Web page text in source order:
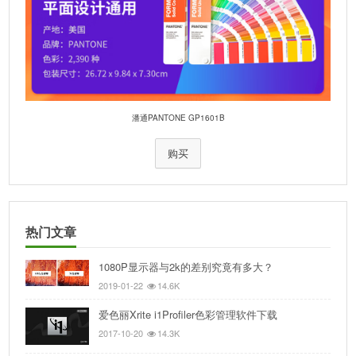
潘通PANTONE GP1601B
购买
热门文章
1080P显示器与2k的差别究竟有多大？
2019-01-22 14.6K
爱色丽Xrite i1Profiler色彩管理软件下载
2017-10-20 14.3K